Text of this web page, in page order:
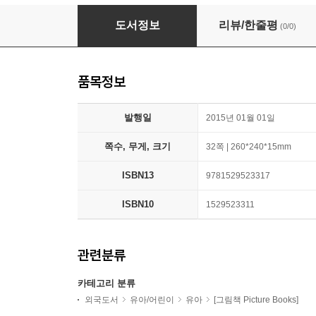
마이클 로젠 The Bus is for Us!
도서정보 리뷰/한줄평 (0/0)
품목정보
발행일 2015년 01월 01일
쪽수, 무게, 크기 32쪽 | 260*240*15mm
ISBN13 9781529523317
ISBN10 1529523311
관련분류
카테고리 분류
외국도서 유아/어린이 유아 [그림책 Picture Books]